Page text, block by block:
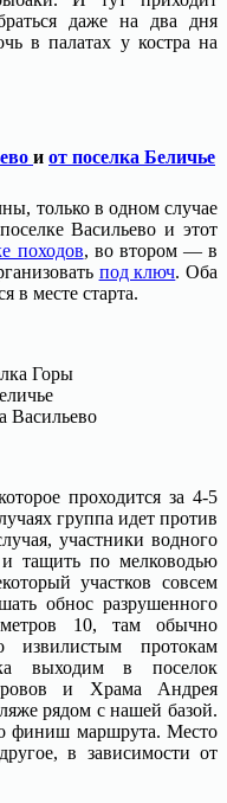
даже на два дня
в палатах у костра на
и от поселка Беличье
только в одном случае
Васильево и этот
походов, во втором — в
под ключ. Оба
в месте старта.
Горы
Васильево
проходится за 4-5
группа идет против
участники водного
и тащить по мелководью
участков совсем
обнос разрушенного
10, там обычно
извилистым протокам
выходим в поселок
и Храма Андрея
рядом с нашей базой.
финиш маршрута. Место
в зависимости от